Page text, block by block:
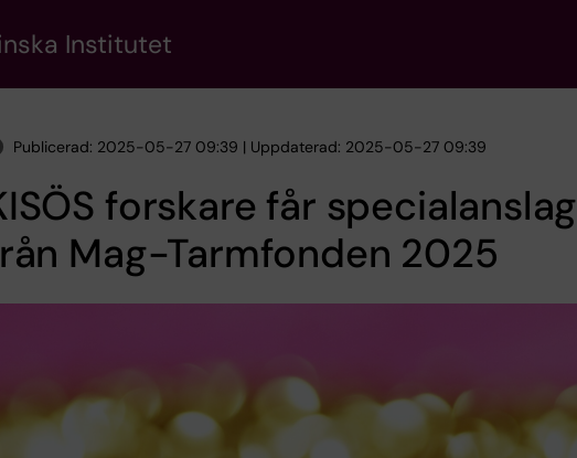
Institutet
Publicerad: 2025-05-27 09:39 | Uppdaterad: 2025-05-27 09:39
forskare får specialanslag
Mag-Tarmfonden 2025